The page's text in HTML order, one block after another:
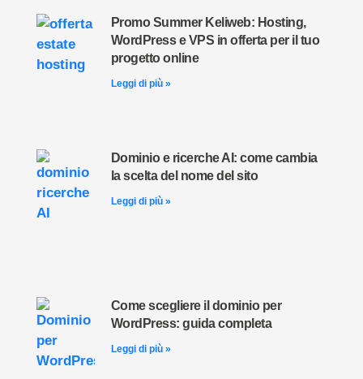
Promo Summer Keliweb: Hosting,
WordPress e VPS in offerta per il tuo
progetto online
Leggi di più »
Dominio e ricerche AI: come cambia
la scelta del nome del sito
Leggi di più »
Come scegliere il dominio per
WordPress: guida completa
Leggi di più »